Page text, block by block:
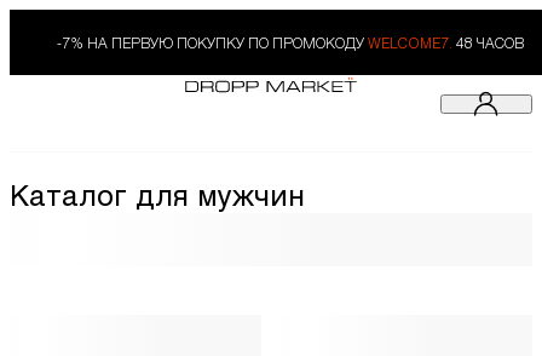
-7% НА ПЕРВУЮ ПОКУПКУ ПО ПРОМОКОДУ WELCOME7. 48 ЧАСОВ
Каталог для мужчин